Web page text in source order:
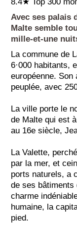
Avec ses palais
Malte semble
mille-et-une
La commune de
6·000 habitants,
européenne. Son
peuplée, avec
La ville porte le
de Malte qui est
au 16e siècle,
La Valette,
par la mer, et
ports naturels, a
de ses
charme
humaine, la
pied.